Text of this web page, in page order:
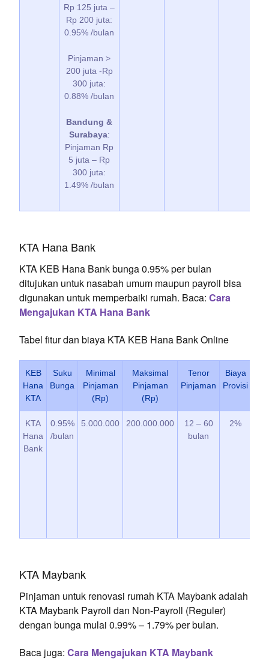
Rp 125 juta –
Rp 200 juta:
0.95% /bulan
Pinjaman >
200 juta -Rp
300 juta:
0.88% /bulan
Bandung &
Surabaya:
Pinjaman Rp
5 juta – Rp
300 juta:
1.49% /bulan
KTA Hana Bank
KTA KEB Hana Bank bunga 0.95% per bulan
ditujukan untuk nasabah umum maupun payroll bisa
digunakan untuk memperbaiki rumah. Baca: Cara
Mengajukan KTA Hana Bank
Tabel fitur dan biaya KTA KEB Hana Bank Online
KEB
Hana
KTA
Suku
Bunga
Minimal
Pinjaman
(Rp)
Maksimal
Pinjaman
(Rp)
Tenor
Pinjaman
Biaya
Provisi
KTA
Hana
Bank
0.95%
/bulan
5.000.000 200.000.000
12 – 60
bulan
2%
KTA Maybank
Pinjaman untuk renovasi rumah KTA Maybank adalah
KTA Maybank Payroll dan Non-Payroll (Reguler)
dengan bunga mulai 0.99% – 1.79% per bulan.
Baca juga: Cara Mengajukan KTA Maybank